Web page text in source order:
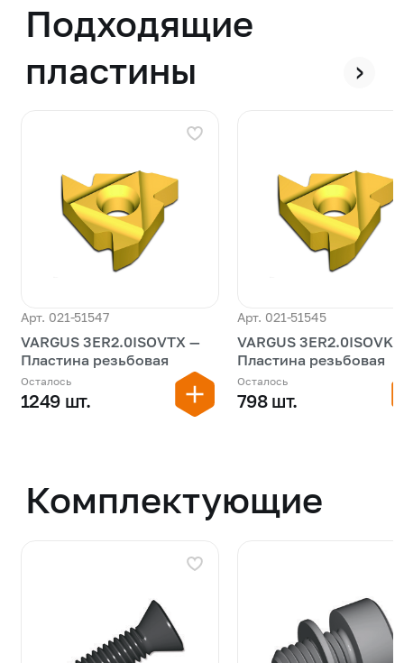
Подходящие
пластины
Арт. 021-51547
VARGUS 3ER2.0ISOVTX —
Пластина резьбовая
Осталось
1249 шт.
Арт. 021-51545
VARGUS 3ER2.0ISOVKX
Пластина резьбовая
Осталось
798 шт.
›
Комплектующие